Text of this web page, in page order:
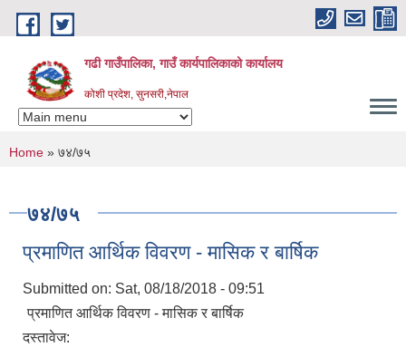
Skip to main content
गढी गाउँपालिका, गाउँ कार्यपालिकाको कार्यालय
कोशी प्रदेश, सुनसरी,नेपाल
You are here
Home » ७४/७५
७४/७५
प्रमाणित आर्थिक विवरण - मासिक र बार्षिक
Submitted on: Sat, 08/18/2018 - 09:51
प्रमाणित आर्थिक विवरण - मासिक र बार्षिक
दस्तावेज: